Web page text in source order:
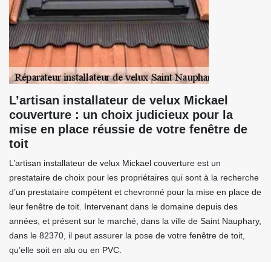
L’artisan installateur de velux Mickael
couverture : un choix judicieux pour la
mise en place réussie de votre fenêtre de
toit
L’artisan installateur de velux Mickael couverture est un
prestataire de choix pour les propriétaires qui sont à la recherche
d’un prestataire compétent et chevronné pour la mise en place de
leur fenêtre de toit. Intervenant dans le domaine depuis des
années, et présent sur le marché, dans la ville de Saint Nauphary,
dans le 82370, il peut assurer la pose de votre fenêtre de toit,
qu’elle soit en alu ou en PVC.